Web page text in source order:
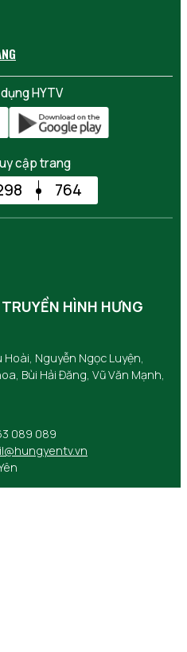
HYTV
cập trang
764
HÌNH HƯNG
Nguyễn Ngọc Luyện,
Bùi Hải Đăng, Vũ Văn Mạnh,
089 089